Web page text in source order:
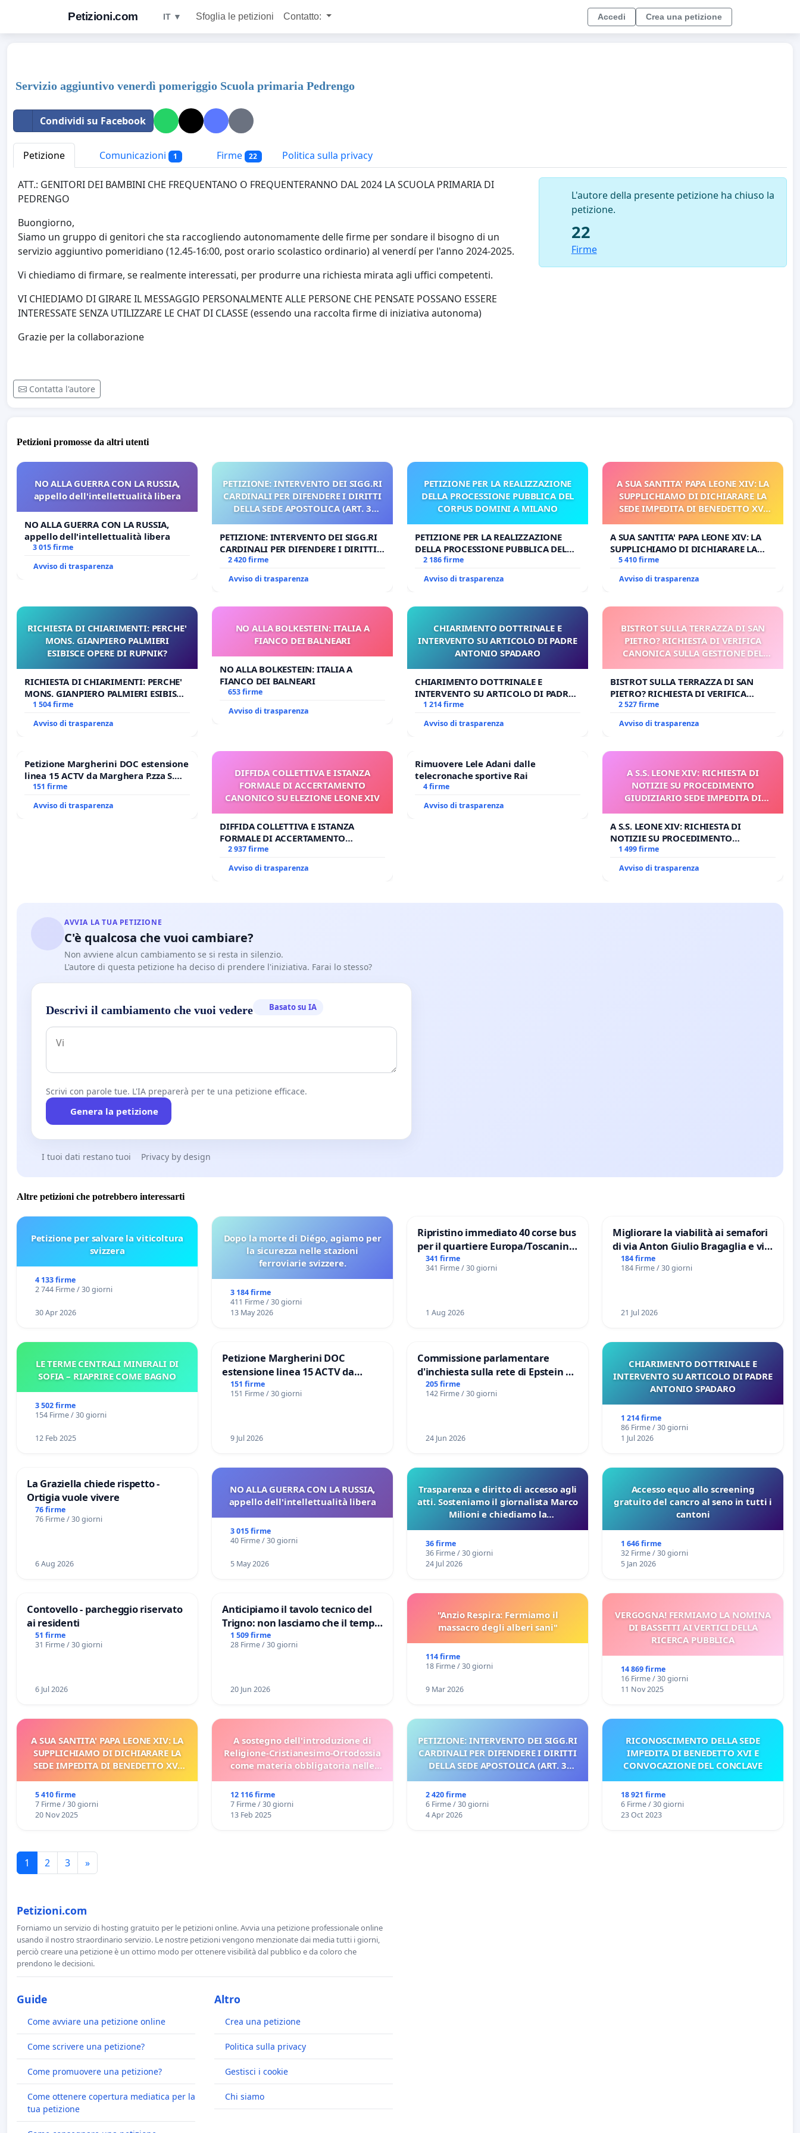
Petizioni.com IT ▼ Sfoglia le petizioni Contatto: Accedi Crea una petizione
Servizio aggiuntivo venerdì pomeriggio Scuola primaria Pedrengo
Condividi su Facebook
Petizione Comunicazioni 1 Firme 22 Politica sulla privacy
ATT.: GENITORI DEI BAMBINI CHE FREQUENTANO O FREQUENTERANNO DAL 2024 LA SCUOLA PRIMARIA DI
PEDRENGO
Buongiorno,
Siamo un gruppo di genitori che sta raccogliendo autonomamente delle firme per sondare il bisogno di un
servizio aggiuntivo pomeridiano (12.45-16:00, post orario scolastico ordinario) al venerdí per l'anno 2024-2025.
Vi chiediamo di firmare, se realmente interessati, per produrre una richiesta mirata agli uffici competenti.
VI CHIEDIAMO DI GIRARE IL MESSAGGIO PERSONALMENTE ALLE PERSONE CHE PENSATE POSSANO ESSERE
INTERESSATE SENZA UTILIZZARE LE CHAT DI CLASSE (essendo una raccolta firme di iniziativa autonoma)
Grazie per la collaborazione
Contatta l'autore
L'autore della presente petizione ha chiuso la
petizione.
22
Firme
Petizioni promosse da altri utenti
NO ALLA GUERRA CON LA RUSSIA,
appello dell'intellettualità libera
NO ALLA GUERRA CON LA RUSSIA,
appello dell'intellettualità libera
3 015 firme
Avviso di trasparenza
PETIZIONE: INTERVENTO DEI SIGG.RI
CARDINALI PER DIFENDERE I DIRITTI
DELLA SEDE APOSTOLICA (ART. 3
PETIZIONE: INTERVENTO DEI SIGG.RI
CARDINALI PER DIFENDERE I DIRITTI
DELLA SEDE APOSTOLICA (ART. 3 UDG)
2 420 firme
Avviso di trasparenza
PETIZIONE PER LA REALIZZAZIONE
DELLA PROCESSIONE PUBBLICA DEL
CORPUS DOMINI A MILANO
PETIZIONE PER LA REALIZZAZIONE
DELLA PROCESSIONE PUBBLICA DEL
CORPUS DOMINI A MILANO
2 186 firme
Avviso di trasparenza
A SUA SANTITA' PAPA LEONE XIV: LA
SUPPLICHIAMO DI DICHIARARE LA
SEDE IMPEDITA DI BENEDETTO XVI
PROCESSO
A SUA SANTITA' PAPA LEONE XIV: LA
SUPPLICHIAMO DI DICHIARARE LA
SEDE IMPEDITA DI BENEDETTO XVI E/O
5 410 firme
Avviso di trasparenza
RICHIESTA DI CHIARIMENTI: PERCHE'
MONS. GIANPIERO PALMIERI
ESIBISCE OPERE DI RUPNIK?
RICHIESTA DI CHIARIMENTI: PERCHE'
MONS. GIANPIERO PALMIERI ESIBISCE
OPERE DI RUPNIK?
1 504 firme
Avviso di trasparenza
NO ALLA BOLKESTEIN: ITALIA A
FIANCO DEI BALNEARI
NO ALLA BOLKESTEIN: ITALIA A
FIANCO DEI BALNEARI
653 firme
Avviso di trasparenza
CHIARIMENTO DOTTRINALE E
INTERVENTO SU ARTICOLO DI PADRE
ANTONIO SPADARO
CHIARIMENTO DOTTRINALE E
INTERVENTO SU ARTICOLO DI PADRE
ANTONIO SPADARO
1 214 firme
Avviso di trasparenza
BISTROT SULLA TERRAZZA DI SAN
PIETRO? RICHIESTA DI VERIFICA
CANONICA SULLA GESTIONE DEL
BISTROT SULLA TERRAZZA DI SAN
PIETRO? RICHIESTA DI VERIFICA
CANONICA SULLA GESTIONE DEL
2 527 firme
Avviso di trasparenza
Petizione Margherini DOC estensione
linea 15 ACTV da Marghera P.zza S.
Antonio all'aeroporto Marco Polo
151 firme
Avviso di trasparenza
DIFFIDA COLLETTIVA E ISTANZA
FORMALE DI ACCERTAMENTO
CANONICO SU ELEZIONE LEONE XIV
DIFFIDA COLLETTIVA E ISTANZA
FORMALE DI ACCERTAMENTO
CANONICO SU ELEZIONE LEONE XIV
2 937 firme
Avviso di trasparenza
Rimuovere Lele Adani dalle
telecronache sportive Rai
4 firme
Avviso di trasparenza
A S.S. LEONE XIV: RICHIESTA DI
NOTIZIE SU PROCEDIMENTO
GIUDIZIARIO SEDE IMPEDITA DI
A S.S. LEONE XIV: RICHIESTA DI
NOTIZIE SU PROCEDIMENTO
GIUDIZIARIO SEDE IMPEDITA DI
1 499 firme
Avviso di trasparenza
AVVIA LA TUA PETIZIONE
C'è qualcosa che vuoi cambiare?
Non avviene alcun cambiamento se si resta in silenzio.
L'autore di questa petizione ha deciso di prendere l'iniziativa. Farai lo stesso?
Descrivi il cambiamento che vuoi vedere Basato su IA
Scrivi con parole tue. L'IA preparerà per te una petizione efficace.
Genera la petizione
I tuoi dati restano tuoi Privacy by design
Altre petizioni che potrebbero interessarti
Petizione per salvare la viticoltura
svizzera
4 133 firme
2 744 Firme / 30 giorni
30 Apr 2026
Dopo la morte di Diégo, agiamo per
la sicurezza nelle stazioni
ferroviarie svizzere.
3 184 firme
411 Firme / 30 giorni
13 May 2026
Ripristino immediato 40 corse bus
per il quartiere Europa/Toscanini
di Aprilia
341 firme
341 Firme / 30 giorni
1 Aug 2026
Migliorare la viabilità ai semafori
di via Anton Giulio Bragaglia e via
Tieri XV MUNICIPIO DI ROMA
184 firme
184 Firme / 30 giorni
21 Jul 2026
LE TERME CENTRALI MINERALI DI
SOFIA – RIAPRIRE COME BAGNO
3 502 firme
154 Firme / 30 giorni
12 Feb 2025
Petizione Margherini DOC
estensione linea 15 ACTV da
Marghera P.zza S. Antonio
all'aeroporto Marco Polo tariffa a
151 firme
151 Firme / 30 giorni
9 Jul 2026
Commissione parlamentare
d'inchiesta sulla rete di Epstein e
del Mossad: verità sugli Epstein
Files
205 firme
142 Firme / 30 giorni
24 Jun 2026
CHIARIMENTO DOTTRINALE E
INTERVENTO SU ARTICOLO DI PADRE
ANTONIO SPADARO
1 214 firme
86 Firme / 30 giorni
1 Jul 2026
La Graziella chiede rispetto -
Ortigia vuole vivere
76 firme
76 Firme / 30 giorni
6 Aug 2026
NO ALLA GUERRA CON LA RUSSIA,
appello dell'intellettualità libera
3 015 firme
40 Firme / 30 giorni
5 May 2026
Trasparenza e diritto di accesso agli
atti. Sosteniamo il giornalista Marco
Milioni e chiediamo la
sulla Pedemontana Veneta
36 firme
36 Firme / 30 giorni
24 Jul 2026
Accesso equo allo screening
gratuito del cancro al seno in tutti i
cantoni
1 646 firme
32 Firme / 30 giorni
5 Jan 2026
Contovello - parcheggio riservato
ai residenti
51 firme
31 Firme / 30 giorni
6 Jul 2026
Anticipiamo il tavolo tecnico del
Trigno: non lasciamo che il tempo
rallenti le ricerche di Domenico
Racanati
1 509 firme
28 Firme / 30 giorni
20 Jun 2026
"Anzio Respira: Fermiamo il
massacro degli alberi sani"
114 firme
18 Firme / 30 giorni
9 Mar 2026
VERGOGNA! FERMIAMO LA NOMINA
DI BASSETTI AI VERTICI DELLA
RICERCA PUBBLICA
14 869 firme
16 Firme / 30 giorni
11 Nov 2025
A SUA SANTITA' PAPA LEONE XIV: LA
SUPPLICHIAMO DI DICHIARARE LA
SEDE IMPEDITA DI BENEDETTO XVI
5 410 firme
7 Firme / 30 giorni
20 Nov 2025
A sostegno dell'introduzione di
Religione-Cristianesimo-Ortodossia
come materia obbligatoria nelle
12 116 firme
7 Firme / 30 giorni
13 Feb 2025
PETIZIONE: INTERVENTO DEI SIGG.RI
CARDINALI PER DIFENDERE I DIRITTI
DELLA SEDE APOSTOLICA (ART. 3
2 420 firme
6 Firme / 30 giorni
4 Apr 2026
RICONOSCIMENTO DELLA SEDE
IMPEDITA DI BENEDETTO XVI E
CONVOCAZIONE DEL CONCLAVE
18 921 firme
6 Firme / 30 giorni
23 Oct 2023
1 2 3 »
Petizioni.com
Forniamo un servizio di hosting gratuito per le petizioni online. Avvia una petizione professionale online
usando il nostro straordinario servizio. Le nostre petizioni vengono menzionate dai media tutti i giorni,
perciò creare una petizione è un ottimo modo per ottenere visibilità dal pubblico e da coloro che
prendono le decisioni.
Guide
Come avviare una petizione online
Come scrivere una petizione?
Come promuovere una petizione?
Come ottenere copertura mediatica per la
tua petizione
Altro
Crea una petizione
Politica sulla privacy
Gestisci i cookie
Chi siamo